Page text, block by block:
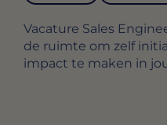
Vacature Sales
de ruimte om zelf
impact te maken in